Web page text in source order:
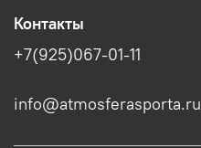
Контакты
+7(925)067-01-11
info@atmosferasporta.ru